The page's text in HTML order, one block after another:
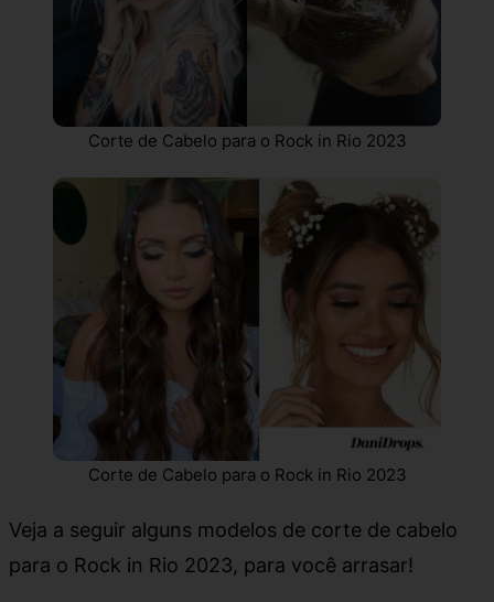
Corte de Cabelo para o Rock in Rio 2023
Corte de Cabelo para o Rock in Rio 2023
Veja a seguir alguns modelos de corte de cabelo
para o Rock in Rio 2023, para você arrasar!